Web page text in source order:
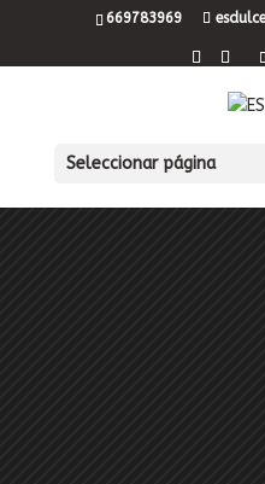
669783969
Seleccionar página